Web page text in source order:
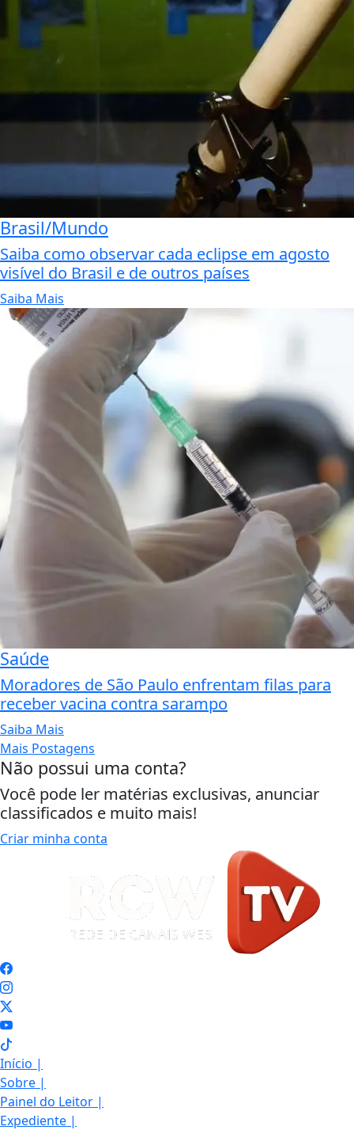
Brasil/Mundo
Saiba como observar cada eclipse em agosto
visível do Brasil e de outros países
Saiba Mais
Saúde
Moradores de São Paulo enfrentam filas para
receber vacina contra sarampo
Saiba Mais
Mais Postagens
Não possui uma conta?
Você pode ler matérias exclusivas, anunciar
classificados e muito mais!
Criar minha conta
Início |
Sobre |
Painel do Leitor |
Expediente |